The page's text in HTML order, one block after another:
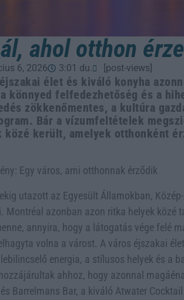
ahol otthon
6, 2026 3:01 du. [post-views]
élet és kiváló konyha
könnyed felfedezhetőség és a
zökkenőmentes, a kultúra
Bár a vízumfeltételek
közé került, amelyek otthonként
Egy város, ami otthonnak érződik
utazott az Egyesült Államokban,
Montréal azonban azon ritka helyek közé
annyira, hogy a látogatás vége felé
volna a várost. A város éjszakai
energia, a stílusos helyek és a
ahhoz, hogy azonnal
Barrelmans Bar, a kiváló Atwater